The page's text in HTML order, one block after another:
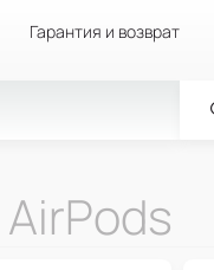
Гарантия и возврат